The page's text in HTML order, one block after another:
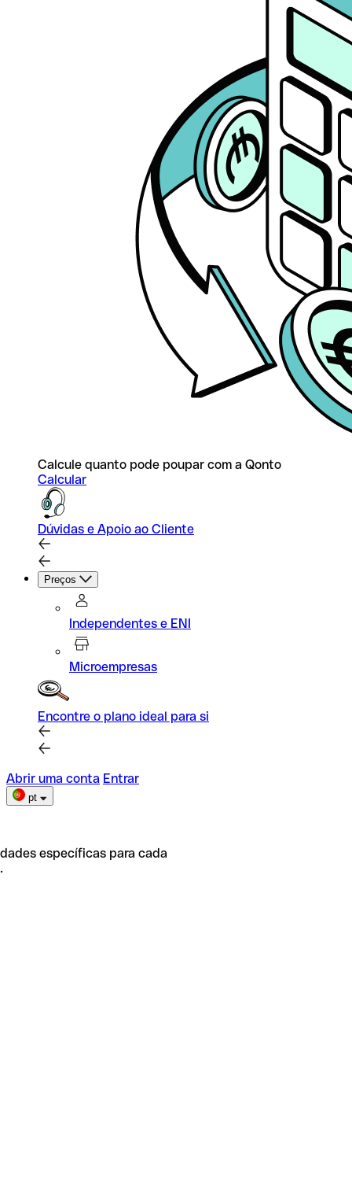
Calcule quanto pode poupar com a Qonto
Calcular
Dúvidas e Apoio ao Cliente
Preços
Independentes e ENI
Microempresas
Encontre o plano ideal para si
Abrir uma conta Entrar
pt
específicas para cada